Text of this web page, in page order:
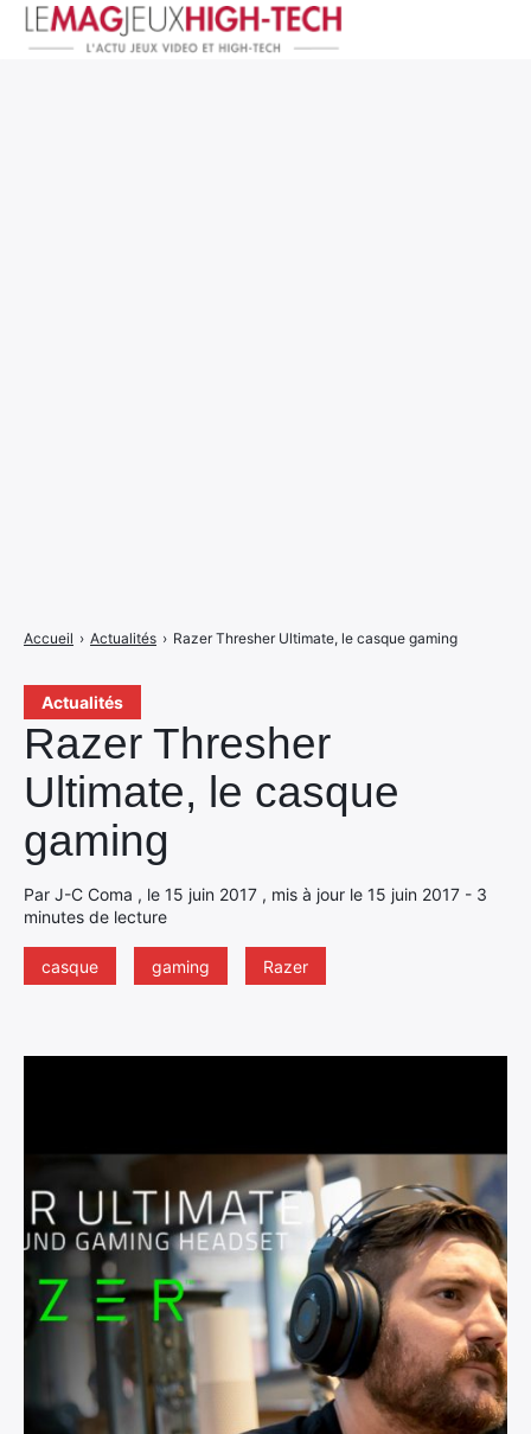
Actualités
Razer Thresher
Ultimate, le casque
gaming
Par J-C Coma , le 15 juin 2017 , mis à jour le 15 juin 2017 - 3
minutes de lecture
casque gaming Razer
Accueil › Actualités › Razer Thresher Ultimate, le casque gaming